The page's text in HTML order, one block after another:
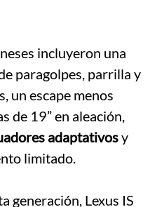
incluyeron una
paragolpes, parrilla y
un escape menos
de 19” en aleación,
adaptativosy
limitado.